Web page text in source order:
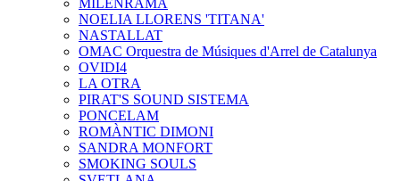
MILENRAMA
NOELIA LLORENS 'TITANA'
NASTALLAT
OMAC Orquestra de Músiques d'Arrel de Catalunya
OVIDI4
LA OTRA
PIRAT'S SOUND SISTEMA
PONCELAM
ROMÀNTIC DIMONI
SANDRA MONFORT
SMOKING SOULS